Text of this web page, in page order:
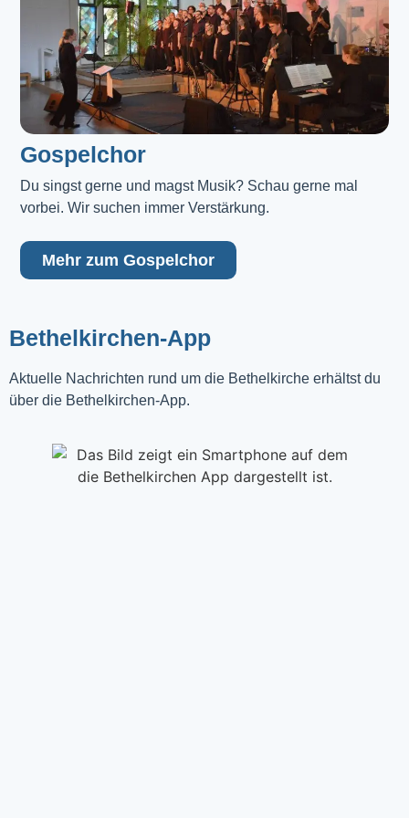
Gospelchor
Du singst gerne und magst Musik? Schau gerne mal
vorbei. Wir suchen immer Verstärkung.
Mehr zum Gospelchor
Bethelkirchen-App
Aktuelle Nachrichten rund um die Bethelkirche erhältst du
über die Bethelkirchen-App.